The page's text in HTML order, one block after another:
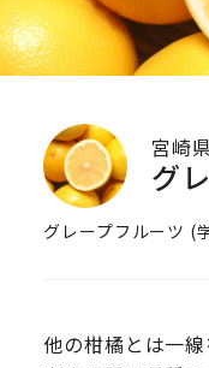
宮崎
グ
グレープフルーツ
他の柑橘とは一線